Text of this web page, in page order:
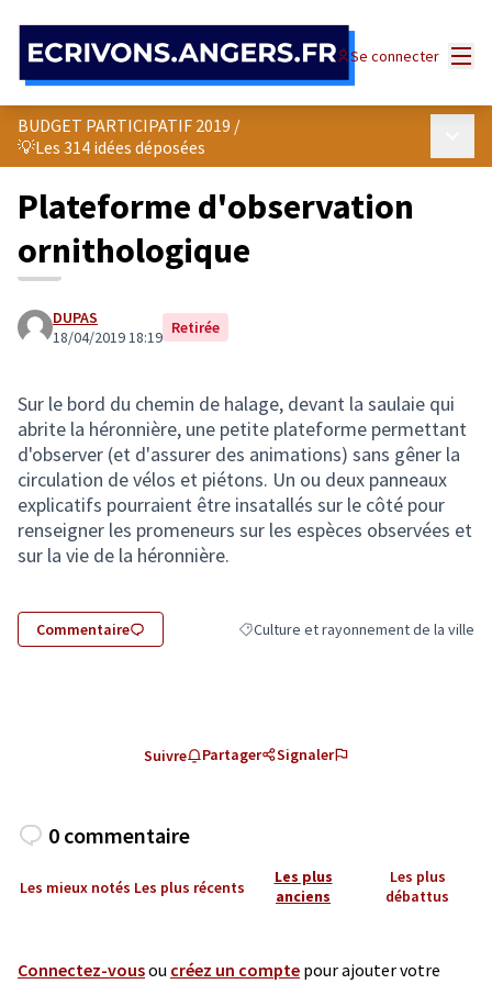
Se connecter
BUDGET PARTICIPATIF 2019 /
💡Les 314 idées déposées
Plateforme d'observation
ornithologique
DUPAS
18/04/2019 18:19 Retirée
Sur le bord du chemin de halage, devant la saulaie qui
abrite la héronnière, une petite plateforme permettant
d'observer (et d'assurer des animations) sans gêner la
circulation de vélos et piétons. Un ou deux panneaux
explicatifs pourraient être insatallés sur le côté pour
renseigner les promeneurs sur les espèces observées et
sur la vie de la héronnière.
Commentaire Filtrer les résultats de la catégorie :
Culture et rayonnement de la ville
Suivre Partager Signaler
0 commentaire
Les mieux notés Les plus récents
Les plus
anciens
Les plus
débattus
Connectez-vousou créez un compte pour ajouter votre